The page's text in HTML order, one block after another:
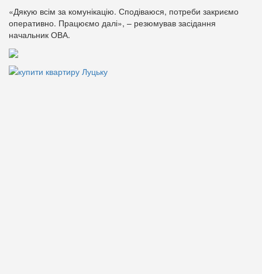
«Дякую всім за комунікацію. Сподіваюся, потреби закриємо
оперативно. Працюємо далі», – резюмував засідання
начальник ОВА.